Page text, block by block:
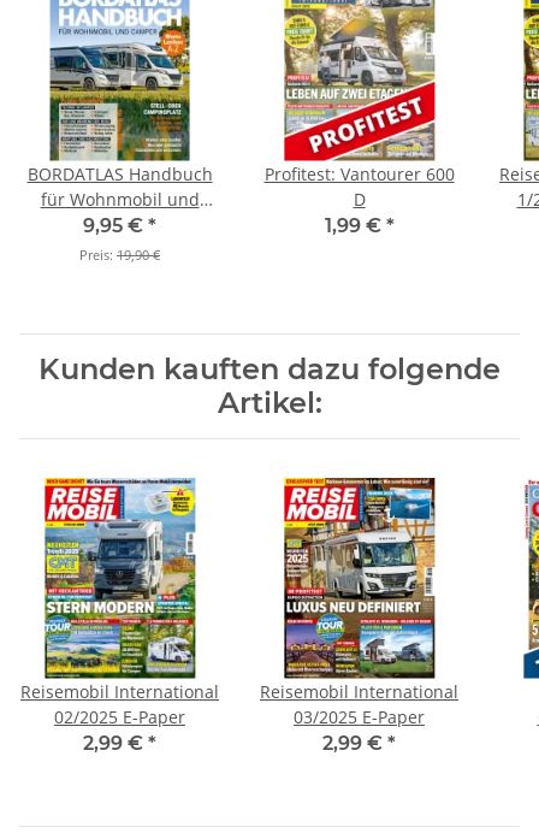
BORDATLAS Handbuch
für Wohnmobil und
Camper
9,95 € *
Preis: 19,90 €
Profitest: Vantourer 600
D
1,99 € *
1/
Kunden kauften dazu folgende
Artikel:
Reisemobil International
02/2025 E-Paper
2,99 € *
Reisemobil International
03/2025 E-Paper
2,99 € *